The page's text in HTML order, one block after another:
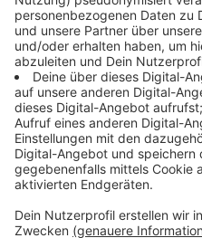
vergangenenen Jahr rund
befreit. In Willich liegt die
120 Euro. Hier wurden rund
gehalten. Eine Befreiung
bestimmte Tiere
Beispiel, wenn der Hund
als Hilfe für Menschen
Aber auch, wenn er aus
Tierheim kommt. Für